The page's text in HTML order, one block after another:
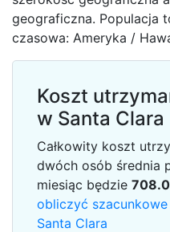
geograficzna. Populacja
czasowa: Ameryka /
Koszt
w Santa Clara
Całkowity koszt
dwóch osób średnia
miesiąc będzie
obliczyć
Santa Clara